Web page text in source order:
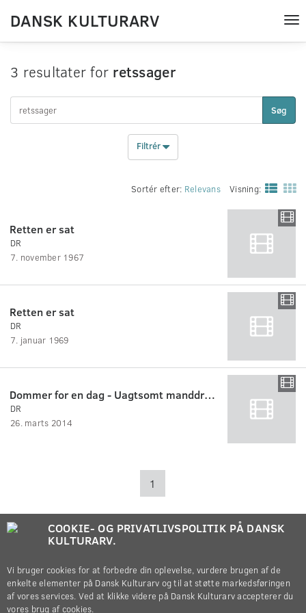
DANSK KULTURARV
3 resultater for retssager
Søg
Filtrér
Sortér efter: Relevans Visning:
Retten er sat
DR
7. november 1967
Retten er sat
DR
7. januar 1969
Dommer for en dag - Uagtsomt manddrab 2/8
DR
26. marts 2014
1
COOKIE- OG PRIVATLIVSPOLITIK PÅ DANSK
KULTURARV.
Vi bruger cookies for at forbedre din oplevelse, vurdere brugen af de
enkelte elementer på Dansk Kulturarv og til at støtte markedsføringen
af vores services. Ved at klikke videre på Dansk Kulturarv accepterer du
vores brug af cookies.